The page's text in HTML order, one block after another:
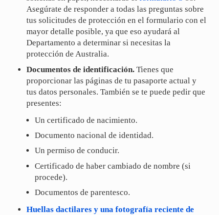
Asegúrate de responder a todas las preguntas sobre
tus solicitudes de protección en el formulario con el
mayor detalle posible, ya que eso ayudará al
Departamento a determinar si necesitas la
protección de Australia.
Documentos de identificación. Tienes que
proporcionar las páginas de tu pasaporte actual y
tus datos personales. También se te puede pedir que
presentes:
Un certificado de nacimiento.
Documento nacional de identidad.
Un permiso de conducir.
Certificado de haber cambiado de nombre (si
procede).
Documentos de parentesco.
Huellas dactilares y una fotografía reciente de